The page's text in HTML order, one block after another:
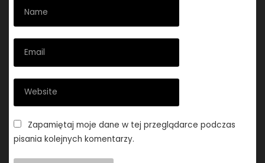
Zapamiętaj moje dane w tej przeglądarce podczas
pisania kolejnych komentarzy.